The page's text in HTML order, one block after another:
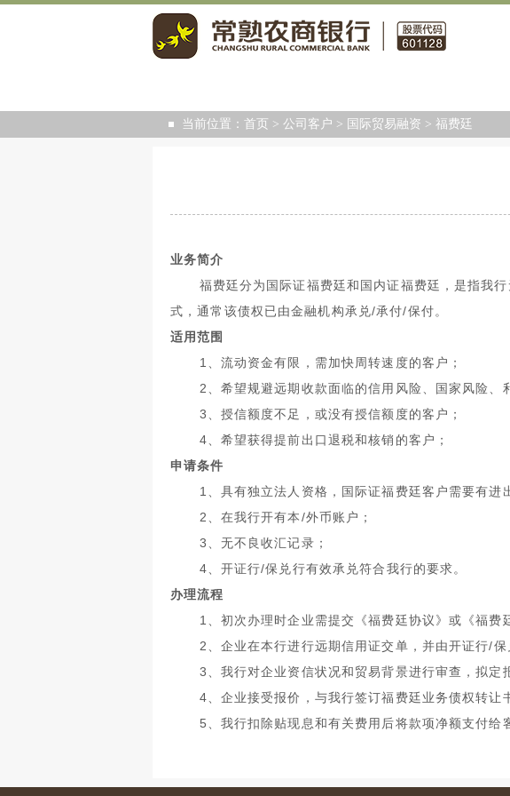
当前位置： 首页 > 公司客户 > 国际贸易融资 > 福费廷
业务简介
福费廷分为国际证福费廷和国内证福费廷，是指我
式，通常该债权已由金融机构承兑/承付/保付。
适用范围
1
、流动资金有限，需加快周转速度的客户；
2
、希望规避远期收款面临的信用风险、国家风险、
3
、授信额度不足，或没有授信额度的客户；
4 、希望获得提前出口退税和核销的客户；
申请条件
1
、具有独立法人资格，国际证福费廷客户需要有进
2
、在我行开有本/外币账户；
3
、无不良收汇记录；
4 、开证行/保兑行有效承兑符合我行的要求。
办理流程
1
、初次办理时企业需提交《福费廷协议》或《福费
2
、企业在本行进行远期信用证交单，并由开证行/保
3
、我行对企业资信状况和贸易背景进行审查，拟
4 、企业接受报价，与我行签订福费廷业务债权转让
5
、我行扣除贴现息和有关费用后将款项净额支付给